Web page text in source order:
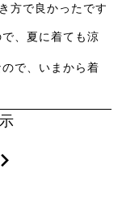
方で良かったです
、夏に着ても涼
で、いまから着